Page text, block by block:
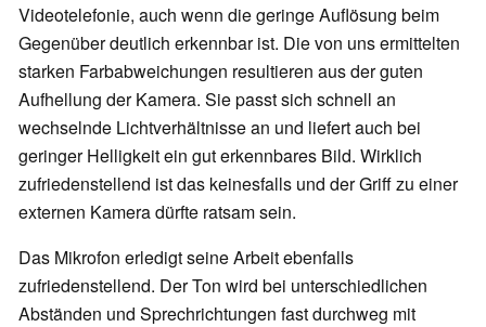
Videotelefonie, auch wenn die geringe Auflösung beim
Gegenüber deutlich erkennbar ist. Die von uns ermittelten
starken Farbabweichungen resultieren aus der guten
Aufhellung der Kamera. Sie passt sich schnell an
wechselnde Lichtverhältnisse an und liefert auch bei
geringer Helligkeit ein gut erkennbares Bild. Wirklich
zufriedenstellend ist das keinesfalls und der Griff zu einer
externen Kamera dürfte ratsam sein.
Das Mikrofon erledigt seine Arbeit ebenfalls
zufriedenstellend. Der Ton wird bei unterschiedlichen
Abständen und Sprechrichtungen fast durchweg mit